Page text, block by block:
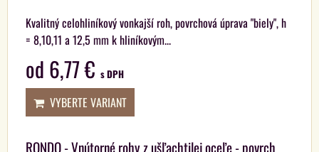
Kvalitný celohliníkový vonkajší roh, povrchová úprava "biely", h
= 8,10,11 a 12,5 mm k hliníkovým...
od 6,77 € s DPH
VYBERTE VARIANT
RONDO - Vnútorné rohy z ušľachtilej oceľe - povrch